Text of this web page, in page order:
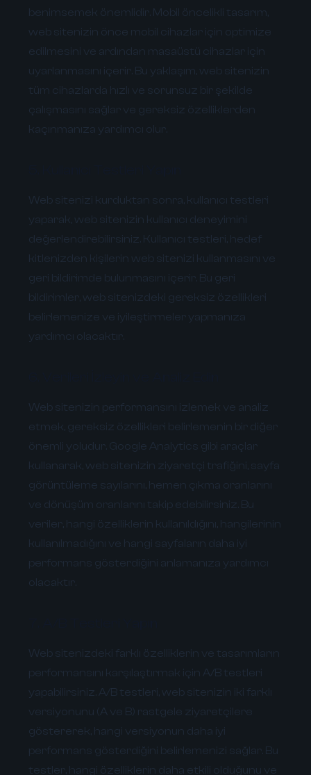
benimsemek önemlidir. Mobil öncelikli tasarım,
web sitenizin önce mobil cihazlar için optimize
edilmesini ve ardından masaüstü cihazlar için
uyarlanmasını içerir. Bu yaklaşım, web sitenizin
tüm cihazlarda hızlı ve sorunsuz bir şekilde
çalışmasını sağlar ve gereksiz özelliklerden
kaçınmanıza yardımcı olur.
Web sitenizi kurduktan sonra, kullanıcı testleri
yaparak, web sitenizin kullanıcı deneyimini
değerlendirebilirsiniz. Kullanıcı testleri, hedef
kitlenizden kişilerin web sitenizi kullanmasını ve
geri bildirimde bulunmasını içerir. Bu geri
bildirimler, web sitenizdeki gereksiz özellikleri
belirlemenize ve iyileştirmeler yapmanıza
yardımcı olacaktır.
Web sitenizin performansını izlemek ve analiz
etmek, gereksiz özellikleri belirlemenin bir diğer
önemli yoludur. Google Analytics gibi araçlar
kullanarak, web sitenizin ziyaretçi trafiğini, sayfa
görüntüleme sayılarını, hemen çıkma oranlarını
ve dönüşüm oranlarını takip edebilirsiniz. Bu
veriler, hangi özelliklerin kullanıldığını, hangilerinin
kullanılmadığını ve hangi sayfaların daha iyi
performans gösterdiğini anlamanıza yardımcı
olacaktır.
Web sitenizdeki farklı özelliklerin ve tasarımların
performansını karşılaştırmak için A/B testleri
yapabilirsiniz. A/B testleri, web sitenizin iki farklı
versiyonunu (A ve B) rastgele ziyaretçilere
göstererek, hangi versiyonun daha iyi
performans gösterdiğini belirlemenizi sağlar. Bu
testler, hangi özelliklerin daha etkili olduğunu ve